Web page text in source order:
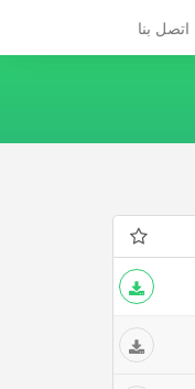
اتصل بنا